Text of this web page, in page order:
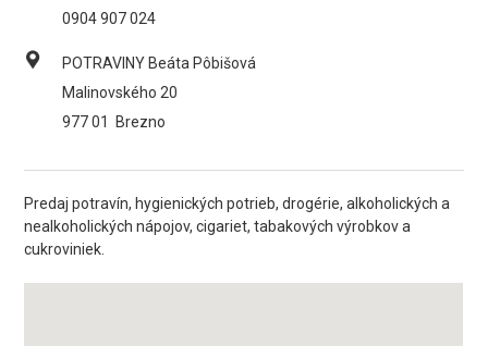
0904 907 024
POTRAVINY Beáta Pôbišová
Malinovského 20
977 01
Brezno
Predaj potravín, hygienických potrieb, drogérie, alkoholických a
nealkoholických nápojov, cigariet, tabakových výrobkov a
cukroviniek.